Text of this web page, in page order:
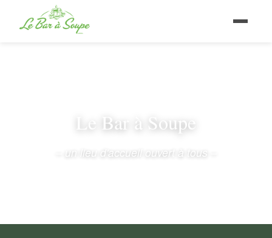
Le Bar à Soupe
– un lieu d'accueil ouvert à tous –